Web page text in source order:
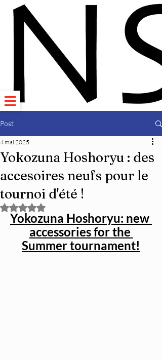
Post
Yokozuna Hoshoryu : des
accesoires neufs pour le
tournoi d'été !
4 mai 2025
Noté NaN étoiles sur 5.
Yokozuna Hoshoryu: new
accessories for the
Summer tournament!